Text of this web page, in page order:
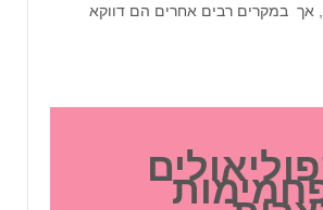
אך במקרים רבים אחרים הם דווקא
פוליאולים